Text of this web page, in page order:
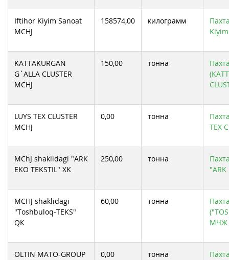
Iftihor Kiyim Sanoat
MCHJ
158574,00 килограмм
KATTAKURGAN
G`ALLA CLUSTER
MCHJ
150,00 тонна
LUYS TEX CLUSTER
MCHJ
0,00 тонна
TEX
MChJ shaklidagi "ARK
EKO TEKSTIL" XK
250,00 тонна
"ARK
MCHJ shaklidagi
"Toshbuloq-TEKS"
QК
60,00 тонна
МЧЖ
OLTIN MATO-GROUP
0,00 тонна